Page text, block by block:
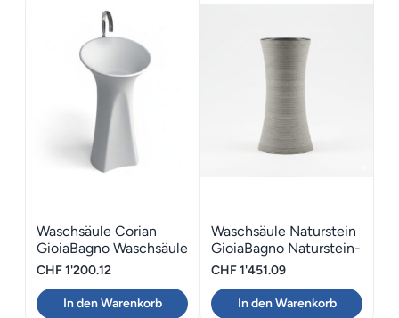
Waschsäule Corian
GioiaBagno Waschsäule
Steinguss 2007
CHF1'200.12
In den Warenkorb
Waschsäule Naturstein
GioiaBagno Naturstein-
Waschsäule
CHF1'451.09
In den Warenkorb